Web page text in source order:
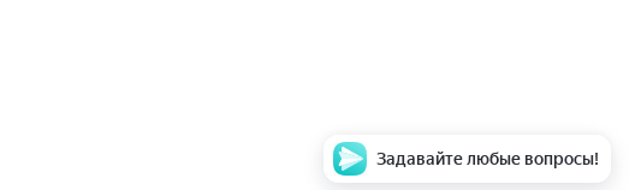
Задавайте любые вопросы!